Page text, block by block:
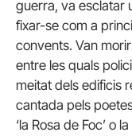
guerra, va esclatar
fixar-se com a
convents. Van
entre les quals
meitat dels edificis
cantada pels
‘la Rosa de Foc’ o